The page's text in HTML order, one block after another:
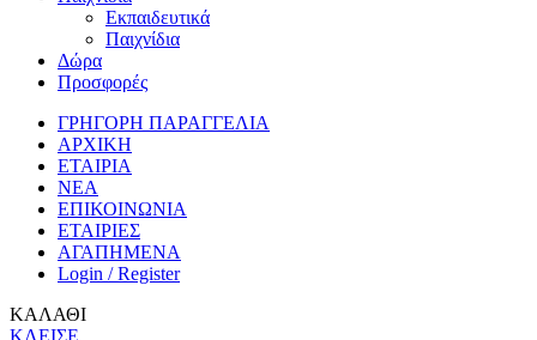
Εκπαιδευτικά
Παιχνίδια
Δώρα
Προσφορές
ΓΡΗΓΟΡΗ ΠΑΡΑΓΓΕΛΙΑ
ΑΡΧΙΚΗ
ΕΤΑΙΡΙΑ
ΝΕΑ
ΕΠΙΚΟΙΝΩΝΙΑ
ΕΤΑΙΡΙΕΣ
ΑΓΑΠΗΜΕΝΑ
Login / Register
ΚΑΛΑΘΙ
ΚΛΕΙΣΕ